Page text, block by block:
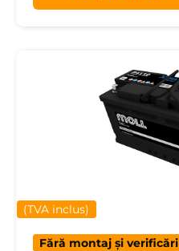
(TVA inclus)
Fără montaj și verificări